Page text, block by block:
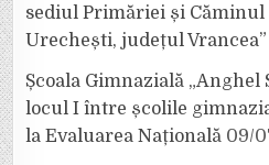
sediul Primăriei și
Urechești, județul Vrancea”
Școala Gimnazială „Anghel
locul I între școlile
la Evaluarea Națională 09/